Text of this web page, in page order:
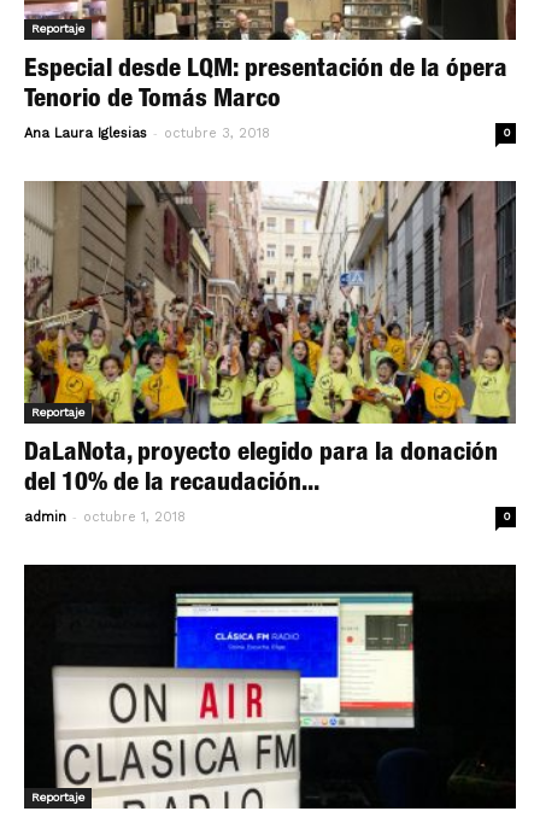
Reportaje
Especial desde LQM: presentación de la ópera
Tenorio de Tomás Marco
Ana Laura Iglesias - octubre 3, 2018 0
Reportaje
DaLaNota, proyecto elegido para la donación
del 10% de la recaudación...
admin - octubre 1, 2018 0
Reportaje